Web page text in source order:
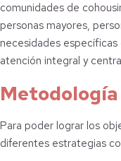
comunidades de
personas mayores,
necesidades
atención integral y
Para poder lograr los
diferentes estrategias